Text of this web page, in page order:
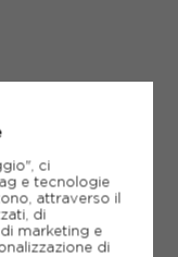
ci
e tecnologie
attraverso il
di
marketing e
di